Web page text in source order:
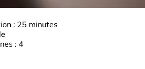
: 25 minutes
: 4